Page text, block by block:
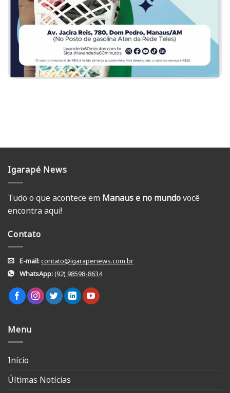
Igarapé News
Tudo o que acontece em Manaus e no mundovocê
encontra aqui!
Contato
E-mail:contato@igarapenews.com.br
WhatsApp:(92) 98598-8634
Menu
Início
Últimas Notícias